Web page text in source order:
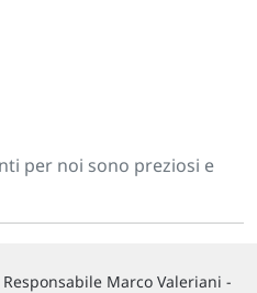
per noi sono preziosi e
Marco Valeriani -